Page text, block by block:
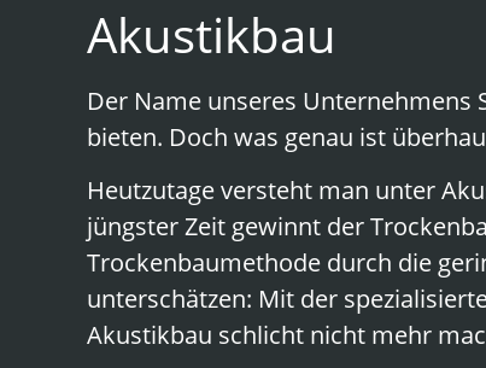
Akustikbau
Der Name unseres Unternehmens
bieten. Doch was genau ist
Heutzutage versteht man unter
jüngster Zeit gewinnt der
Trockenbaumethode durch die
unterschätzen: Mit der
Akustikbau schlicht nicht mehr